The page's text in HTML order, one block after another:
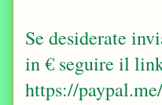
Se desiderate
in € seguire il
https://